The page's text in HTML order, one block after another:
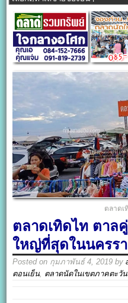
ตลาดเ
ตลาดเทิดไท ตาล
ใหญ่ที่สุดในนครร
Posted on กุมภาพันธ์ 4, 2019 by
ตอนเย็น, ตลาดนัดในเขตภาคตะวั